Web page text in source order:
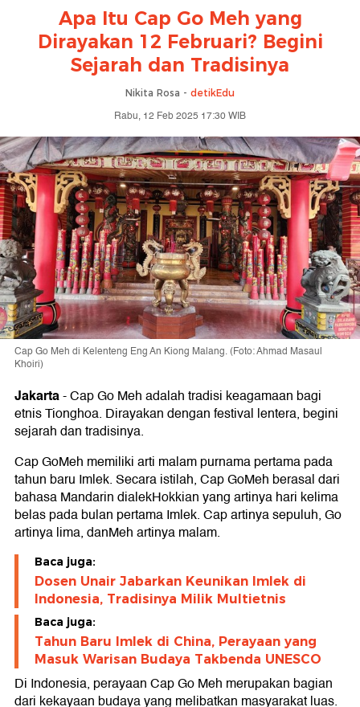
Apa Itu Cap Go Meh yang
Dirayakan 12 Februari? Begini
Sejarah dan Tradisinya
Nikita Rosa - detikEdu
Rabu, 12 Feb 2025 17:30 WIB
Cap Go Meh di Kelenteng Eng An Kiong Malang. (Foto: Ahmad Masaul
Khoiri)
Jakarta-Cap Go Meh adalah tradisi keagamaan bagi
etnis Tionghoa. Dirayakan dengan festival lentera, begini
sejarah dan tradisinya.
Cap GoMeh memiliki arti malam purnama pertama pada
tahun baru Imlek. Secara istilah, Cap GoMeh berasal dari
bahasa Mandarin dialekHokkian yang artinya hari kelima
belas pada bulan pertama Imlek. Cap artinya sepuluh, Go
artinya lima, danMeh artinya malam.
Baca juga:
Dosen Unair Jabarkan Keunikan Imlek di
Indonesia, Tradisinya Milik Multietnis
Baca juga:
Tahun Baru Imlek di China, Perayaan yang
Masuk Warisan Budaya Takbenda UNESCO
Di Indonesia, perayaan Cap Go Meh merupakan bagian
dari kekayaan budaya yang melibatkan masyarakat luas.